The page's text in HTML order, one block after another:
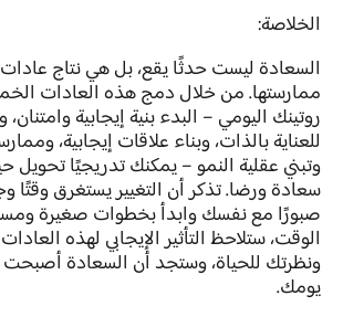
الخلاصة:
السعادة ليست حدثًا يقع، بل هي نتاج عادات
ممارستها. من خلال دمج هذه العادات
روتينك اليومي – البدء بنية إيجابية وامتنان،
للعناية بالذات، وبناء علاقات إيجابية،
وتبني عقلية النمو – يمكنك تدريجيًا تحويل
سعادة ورضا. تذكر أن التغيير يستغرق وقتًا
صبورًا مع نفسك وابدأ بخطوات صغيرة
الوقت، ستلاحظ التأثير الإيجابي لهذه
ونظرتك للحياة، وستجد أن السعادة
يومك.